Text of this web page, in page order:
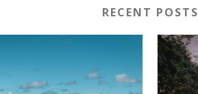
RECENT POSTS